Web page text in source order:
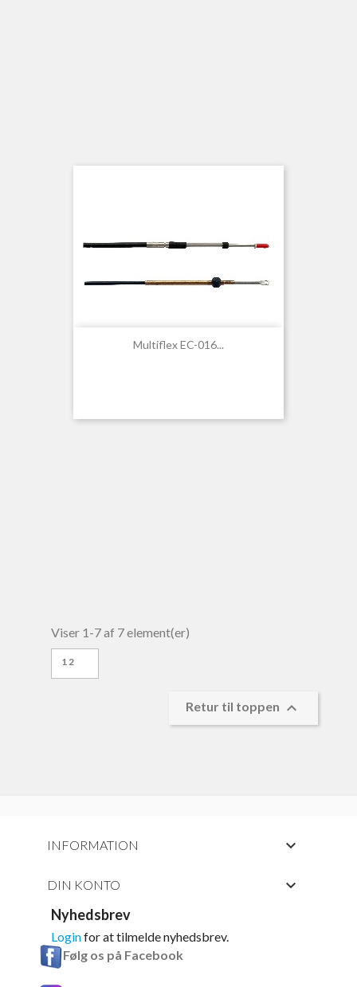
Multiflex EC-016...
Viser 1-7 af 7 element(er)
12
Retur til toppen 
INFORMATION 
DIN KONTO 
Nyhedsbrev
Loginfor at tilmelde nyhedsbrev.
Følg os på Facebook